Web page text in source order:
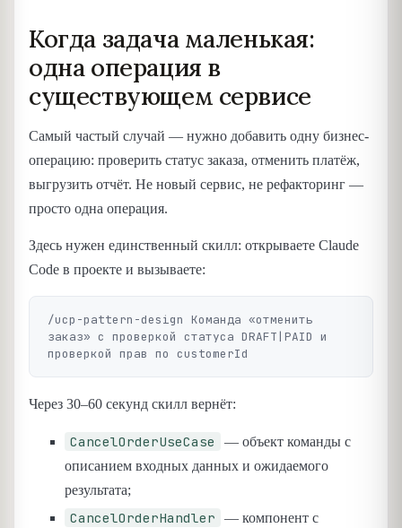
Когда задача маленькая:
одна операция в
существующем сервисе
Самый частый случай — нужно добавить одну бизнес-
операцию: проверить статус заказа, отменить платёж,
выгрузить отчёт. Не новый сервис, не рефакторинг —
просто одна операция.
Здесь нужен единственный скилл: открываете Claude
Code в проекте и вызываете:
/ucp-pattern-design Команда «отменить
заказ» с проверкой статуса DRAFT|PAID и
Через 30–60 секунд скилл вернёт:
CancelOrderUseCase
— объект команды с
описанием входных данных и ожидаемого
результата;
CancelOrderHandler
— компонент с